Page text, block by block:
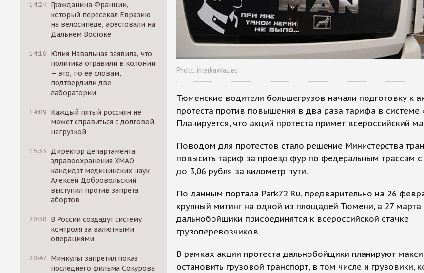
14:24 Гражданина Франции,
который пересекал Евразию
на велосипеде, арестовали на
Дальнем Востоке
14:16 Юлия Навальная заявила, что
политика отравили в колонии
— это, по ее словам,
подтвердили две
лаборатории
14:09 Каждый пятый россиян не
может справиться с долговой
нагрузкой
15:33
Директор департамента
здравоохранения ХМАО,
кандидат медицинских наук
Алексей Добровольский
выступил против запрета
абортов
20:58
В России создадут систему
контроля за валютными
операциями
20:47 Минкульт запретил показ
последнего фильма Сокурова
Photo: interkavkaz.eu
Тюменские водители большегрузов начали подготовку к
протеста против повышения в два раза тарифа в системе
Планируется, что акций протеста примет всероссийский
Поводом для протестов стало решение Министерства
повысить тариф за проезд фур по федеральным трассам с
до 3,06 рубля за километр пути.
По данным портала Park72.Ru, предварительно на 26
крупный митинг на одной из площадей Тюмени, а 27 марта
дальнобойщики присоединятся к всероссийской стачке
грузоперевозчиков.
В рамках акции протеста дальнобойщики планируют
остановить грузовой транспорт, в том числе и грузовики,